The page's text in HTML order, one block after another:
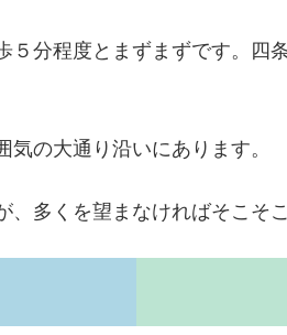
５分程度とまずまずです。四
の大通り沿いにあります。
多くを望まなければそこそこ